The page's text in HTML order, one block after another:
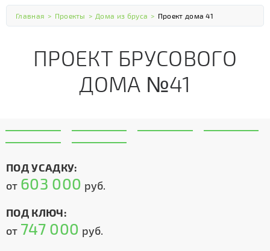
Главная > Проекты > Дома из бруса > Проект дома 41
ПРОЕКТ БРУСОВОГО
ДОМА №41
ПОД УСАДКУ:
от 603 000 руб.
ПОД КЛЮЧ:
от 747 000 руб.